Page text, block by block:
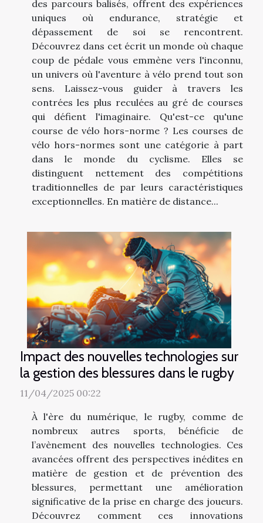
des parcours balisés, offrent des expériences
uniques où endurance, stratégie et
dépassement de soi se rencontrent.
Découvrez dans cet écrit un monde où chaque
coup de pédale vous emmène vers l'inconnu,
un univers où l'aventure à vélo prend tout son
sens. Laissez-vous guider à travers les
contrées les plus reculées au gré de courses
qui défient l'imaginaire. Qu'est-ce qu'une
course de vélo hors-norme ? Les courses de
vélo hors-normes sont une catégorie à part
dans le monde du cyclisme. Elles se
distinguent nettement des compétitions
traditionnelles de par leurs caractéristiques
exceptionnelles. En matière de distance...
Impact des nouvelles technologies sur
la gestion des blessures dans le rugby
11/04/2025 00:22
À l'ère du numérique, le rugby, comme de
nombreux autres sports, bénéficie de
l’avènement des nouvelles technologies. Ces
avancées offrent des perspectives inédites en
matière de gestion et de prévention des
blessures, permettant une amélioration
significative de la prise en charge des joueurs.
Découvrez comment ces innovations